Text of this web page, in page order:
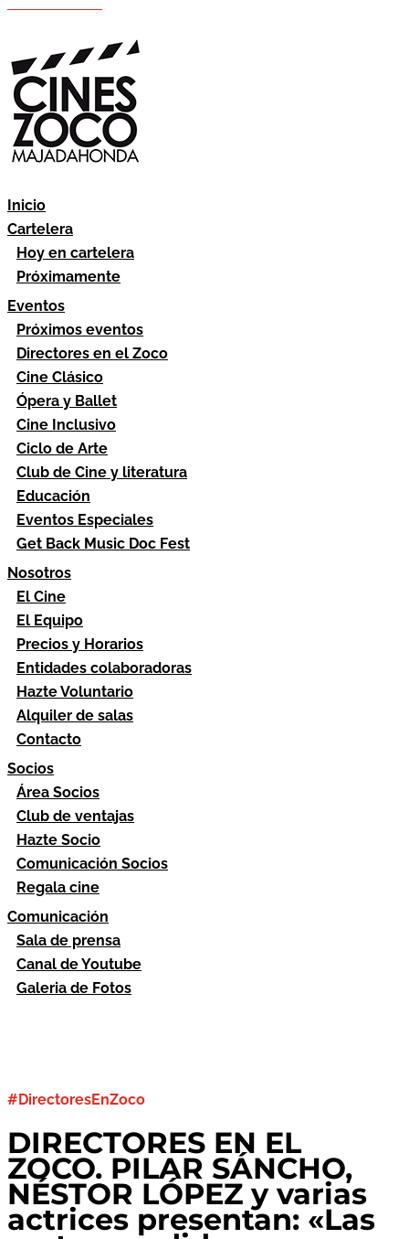
Inicio
Cartelera
Hoy en cartelera
Próximamente
Eventos
Próximos eventos
Directores en el Zoco
Cine Clásico
Ópera y Ballet
Cine Inclusivo
Ciclo de Arte
Club de Cine y literatura
Educación
Eventos Especiales
Get Back Music Doc Fest
Nosotros
El Cine
El Equipo
Precios y Horarios
Entidades colaboradoras
Hazte Voluntario
Alquiler de salas
Contacto
Socios
Área Socios
Club de ventajas
Hazte Socio
Comunicación Socios
Regala cine
Comunicación
Sala de prensa
Canal de Youtube
Galeria de Fotos
#DirectoresEnZoco
DIRECTORES EN EL
ZOCO. PILAR SÁNCHO,
NÉSTOR LÓPEZ y varias
actrices presentan: «Las